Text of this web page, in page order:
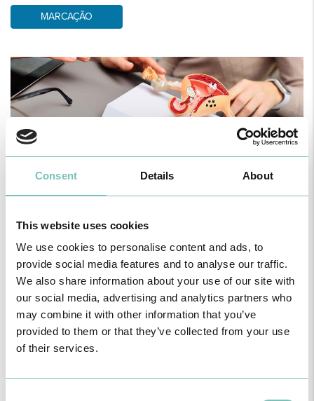
Consent Details About
This website uses cookies
We use cookies to personalise content and ads, to
provide social media features and to analyse our traffic.
We also share information about your use of our site with
our social media, advertising and analytics partners who
may combine it with other information that you’ve
provided to them or that they’ve collected from your use
of their services.
MARCAÇÃO
precocemente, se possam instituir tratamentos eficazes, capazes
à infertilidade.
A ecografia dinâmica reveste-se de uma enorme importância no
diagnóstico. Visa associar os sintomas aos achados ecográficos,
otimizando a qualidade da informação extraída desta avaliação.
O Centro de Diagnóstico e Tratamento de Endometriose do HPA
Gambelas oferece:
• A realização de ecografia dinâmica, uma mais valia para o
diagnóstico e escolha do tratamento mais adequado;
que, em conjunto com a senhora, são debatidas as várias opções